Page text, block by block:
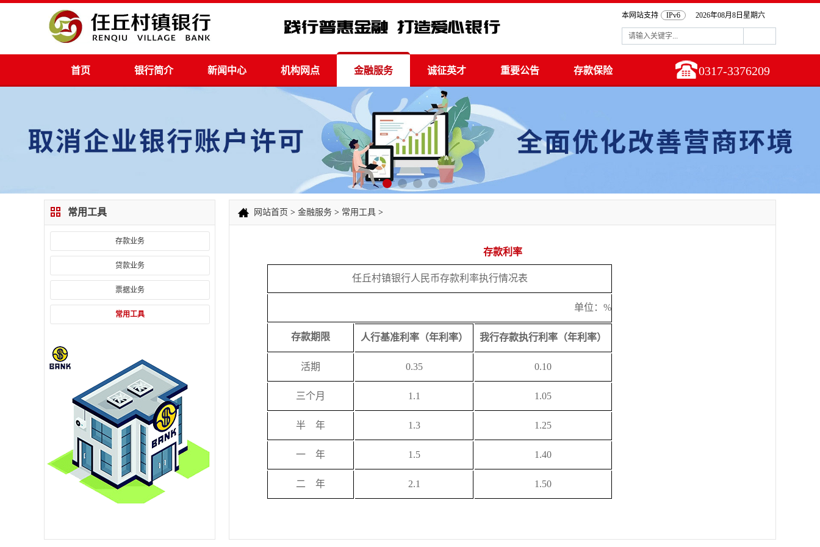
本网站支持 IPv6 2026年08月8日星期六
首页 银行简介 新闻中心 机构网点 金融服务 诚征英才 重要公告 存款保险 0317-3376209
常用工具
存款业务
贷款业务
票据业务
常用工具
网站首页 > 金融服务 > 常用工具 >
存款利率
任丘村镇银行人民币存款利率执行情况表
单位：%
存款期限 人行基准利率（年利率） 我行存款执行利率（年利率）
活期 0.35 0.10
三个月 1.1 1.05
半 年 1.3 1.25
一 年 1.5 1.40
二 年 2.1 1.50